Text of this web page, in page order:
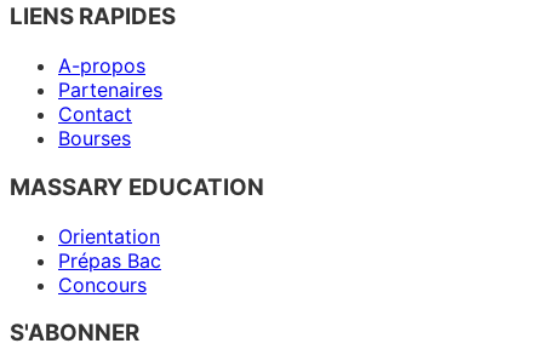
LIENS RAPIDES
A-propos
Partenaires
Contact
Bourses
MASSARY EDUCATION
Orientation
Prépas Bac
Concours
S'ABONNER